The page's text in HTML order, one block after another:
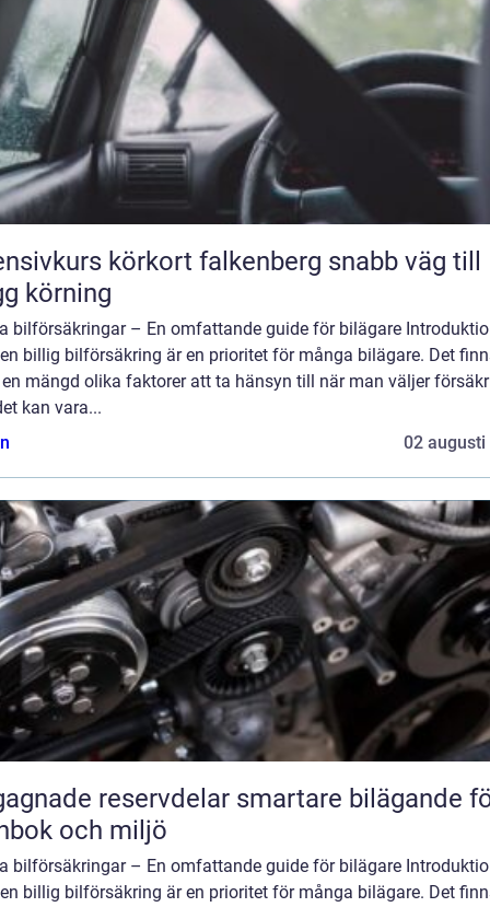
körkort falkenberg snabb väg till
körning
bilförsäkringar – En omfattande guide för bilägare
billig bilförsäkring är en prioritet för många bilägare. Det
mängd olika faktorer att ta hänsyn till när man väljer
kan vara...
02 augusti
reservdelar smartare bilägande för
och miljö
bilförsäkringar – En omfattande guide för bilägare
billig bilförsäkring är en prioritet för många bilägare. Det